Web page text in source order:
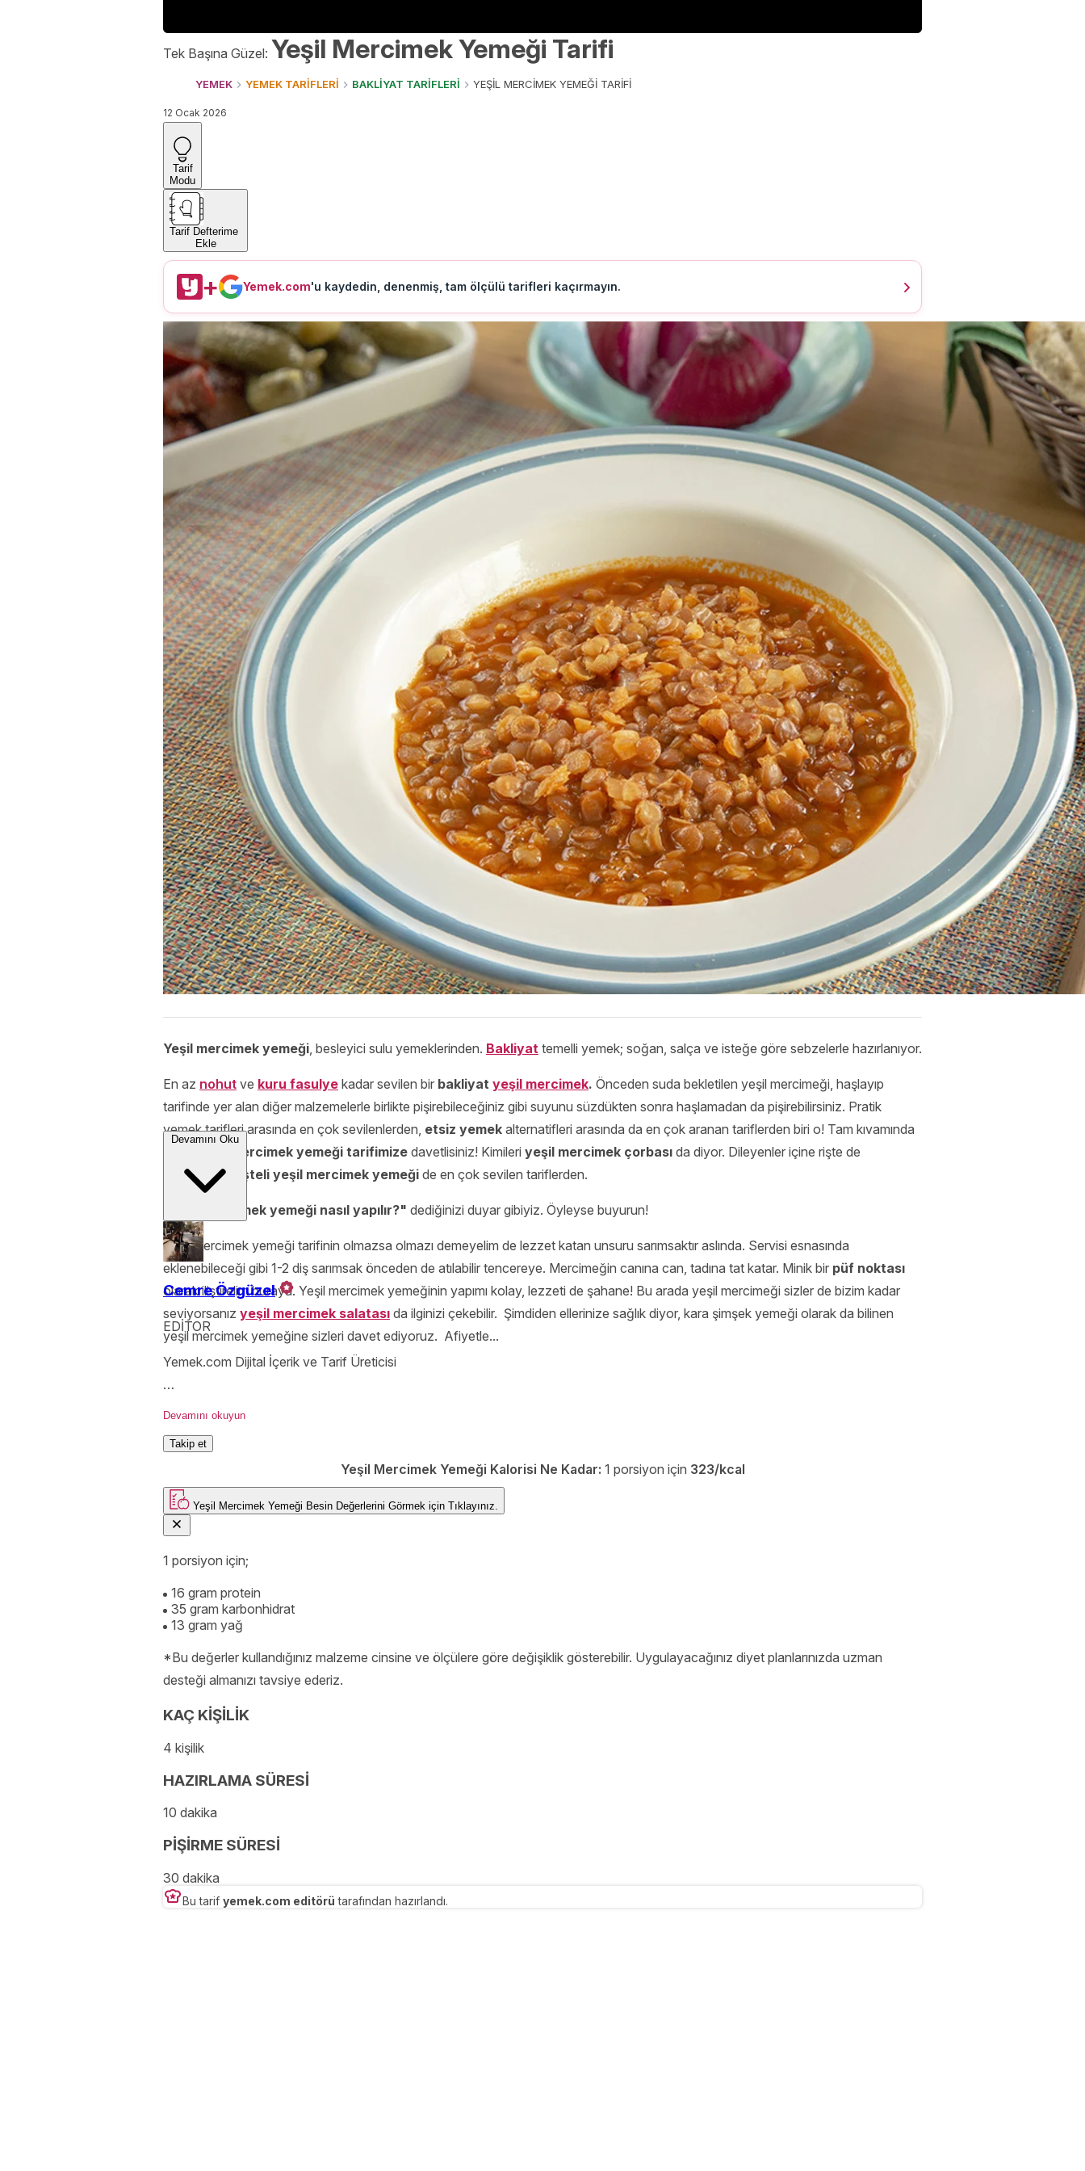
Tek Başına Güzel: Yeşil Mercimek Yemeği Tarifi
YEMEK YEMEK TARİFLERİ BAKLİYAT TARİFLERİ YEŞİL MERCİMEK YEMEĞİ TARİFİ
12 Ocak 2026
Tarif
Modu
Tarif Defterime
Ekle
+ Yemek.com'u kaydedin, denenmiş, tam ölçülü tarifleri kaçırmayın.
Yeşil mercimek yemeği , besleyici sulu yemeklerinden. Bakliyat temelli yemek; soğan, salça ve isteğe göre sebzelerle hazırlanıyor.
En az nohut ve kuru fasulye kadar sevilen bir bakliyat yeşil mercimek. Önceden suda bekletilen yeşil mercimeği, haşlayıp
tarifinde yer alan diğer malzemelerle birlikte pişirebileceğiniz gibi suyunu süzdükten sonra haşlamadan da pişirebilirsiniz. Pratik
yemek tarifleri arasında en çok sevilenlerden, etsiz yemek alternatifleri arasında da en çok aranan tariflerden biri o! Tam kıvamında
yeşil mercimek yemeği tarifimize davetlisiniz! Kimileri yeşil mercimek çorbası da diyor. Dileyenler içine rişte de
ekleyebilir.Erişteli yeşil mercimek yemeği de en çok sevilen tariflerden.
"Yeşil mercimek yemeği nasıl yapılır?" dediğinizi duyar gibiyiz. Öyleyse buyurun!
Yeşil mercimek yemeği tarifinin olmazsa olmazı demeyelim de lezzet katan unsuru sarımsaktır aslında. Servisi esnasında
eklenebileceği gibi 1-2 diş sarımsak önceden de atılabilir tencereye. Mercimeğin canına can, tadına tat katar. Minik bir püf noktası
olarak iliştirelim buraya. Yeşil mercimek yemeğinin yapımı kolay, lezzeti de şahane! Bu arada yeşil mercimeği sizler de bizim kadar
seviyorsanız yeşil mercimek salatası da ilginizi çekebilir. Şimdiden ellerinize sağlık diyor, kara şimşek yemeği olarak da bilinen
yeşil mercimek yemeğine sizleri davet ediyoruz. Afiyetle...
Devamını Oku
Cemre Özgüzel
EDİTOR
Yemek.com Dijital İçerik ve Tarif Üreticisi
Boyum ocağa yetişmeden yemek yapmaya başlamışım. Hala yetişmiyor.
Devamını okuyun
Takip et
Yeşil Mercimek Yemeği Kalorisi Ne Kadar: 1 porsiyon için 323/kcal
Yeşil Mercimek Yemeği Besin Değerlerini Görmek için Tıklayınız.
1 porsiyon için;
16 gram protein
35 gram karbonhidrat
13 gram yağ
*Bu değerler kullandığınız malzeme cinsine ve ölçülere göre değişiklik gösterebilir. Uygulayacağınız diyet planlarınızda uzman
desteği almanızı tavsiye ederiz.
KAÇ KİŞİLİK
4 kişilik
HAZIRLAMA SÜRESİ
10 dakika
PİŞİRME SÜRESİ
30 dakika
Bu tarif yemek.com editörü tarafından hazırlandı.